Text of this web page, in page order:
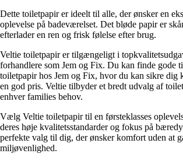
Dette toiletpapir er ideelt til alle, der ønsker en
oplevelse på badeværelset. Det bløde papir er
efterlader en ren og frisk følelse efter brug.
Veltie toiletpapir er tilgængeligt i
forhandlere som Jem og Fix. Du kan finde gode
toiletpapir hos Jem og Fix, hvor du kan sikre dig
en god pris. Veltie tilbyder et bredt udvalg af
enhver families behov.
Vælg Veltie toiletpapir til en førsteklasses
deres høje kvalitetsstandarder og fokus på
perfekte valg til dig, der ønsker komfort uden at
miljøvenlighed.